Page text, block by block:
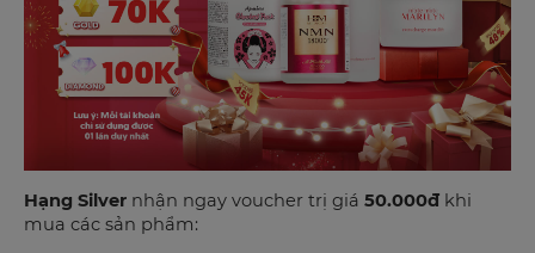
Hạng Silver nhận ngay voucher trị giá 50.000đ khi
mua các sản phẩm: